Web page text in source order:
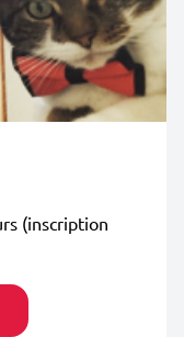
(inscription